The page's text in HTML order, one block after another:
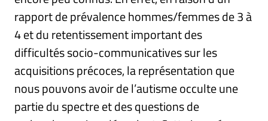
rapport de prévalence hommes/femmes de 3 à
4 et du retentissement important des
difficultés socio-communicatives sur les
acquisitions précoces, la représentation que
nous pouvons avoir de l’autisme occulte une
partie du spectre et des questions de